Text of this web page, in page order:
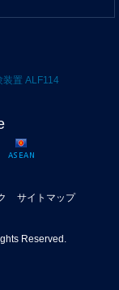
装置 ALF114
サイトマップ
Reserved.